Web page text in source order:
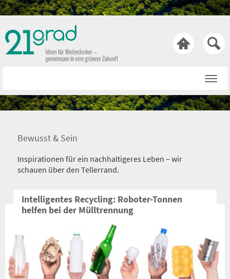

Rat & Tat
Bewusst & Sein
Netiquette
Nachricht an die
Redaktion
Bewusst & Sein
Inspirationen für ein nachhaltigeres Leben – wir
schauen über den Tellerrand.
Intelligentes Recycling: Roboter-Tonnen
helfen bei der Mülltrennung